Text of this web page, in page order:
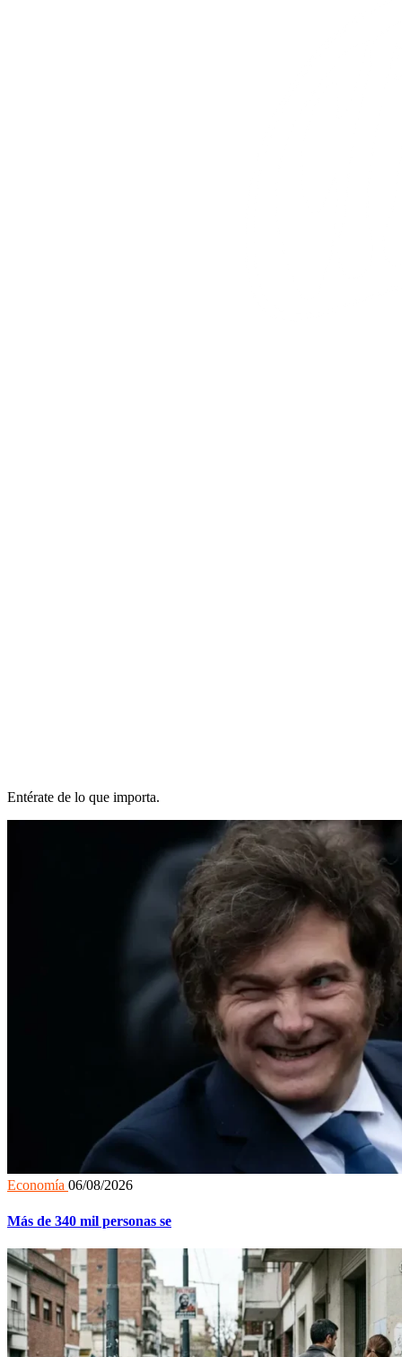
Entérate de lo que importa.
Economía 06/08/2026
Más de 340 mil personas se